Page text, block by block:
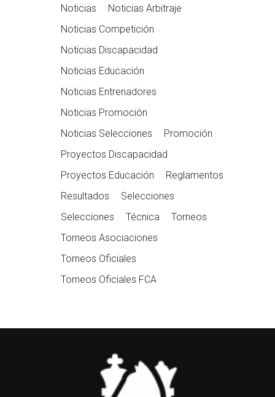
Noticias
Noticias Arbitraje
Noticias Competición
Noticias Discapacidad
Noticias Educación
Noticias Entrenadores
Noticias Promoción
Noticias Selecciones
Promoción
Proyectos Discapacidad
Proyectos Educación
Reglamentos
Resultados
Selecciones
Selecciones
Técnica
Torneos
Torneos Asociaciones
Torneos Oficiales
Torneos Oficiales FCA